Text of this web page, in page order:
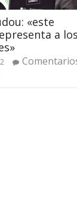
«este
a los